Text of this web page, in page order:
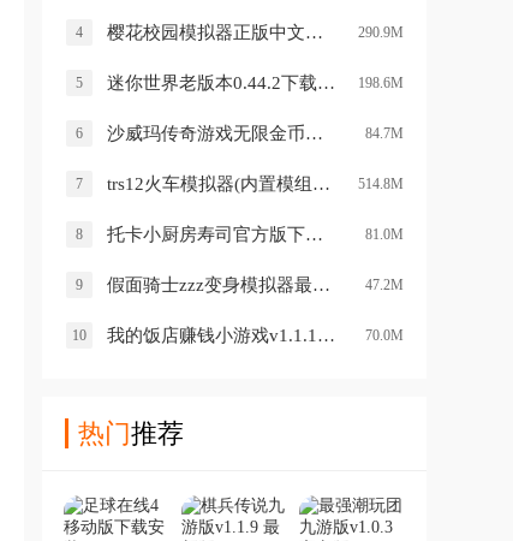
4 樱花校园模拟器正版中文无广告版(SAKURA SchoolSimulator)v1.041.11 安卓版 290.9M
5 迷你世界老版本0.44.2下载安装v0.44.2 历史旧版 198.6M
6 沙威玛传奇游戏无限金币官方正版v1.0.30 最新版 84.7M
7 trs12火车模拟器(内置模组)(LXF模拟火车12)v1.3.9 最新版 514.8M
8 托卡小厨房寿司官方版下载v2.1 安卓版 81.0M
9 假面骑士zzz变身模拟器最新版(ZeZzCapsems SIM)v2.9.21 安卓版 47.2M
10 我的饭店赚钱小游戏v1.1.1 最新版 70.0M
热门推荐